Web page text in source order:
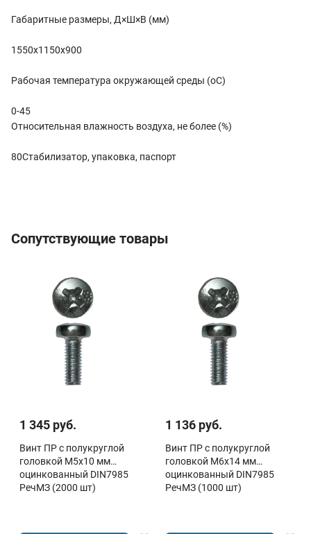
Габаритные размеры, Д×Ш×В (мм)
1550х1150х900
Рабочая температура окружающей среды (оС)
0-45
Относительная влажность воздуха, не более (%)
80Стабилизатор, упаковка, паспорт
Сопутствующие товары
1 345 руб.
Винт ПР c полукруглой
головкой М5х10 мм
оцинкованный DIN7985
РечМЗ (2000 шт)
1 136 руб.
Винт ПР c полукруглой
головкой М6х14 мм
оцинкованный DIN7985
РечМЗ (1000 шт)